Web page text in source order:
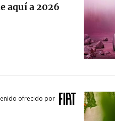
aquí a 2026
ofrecido por